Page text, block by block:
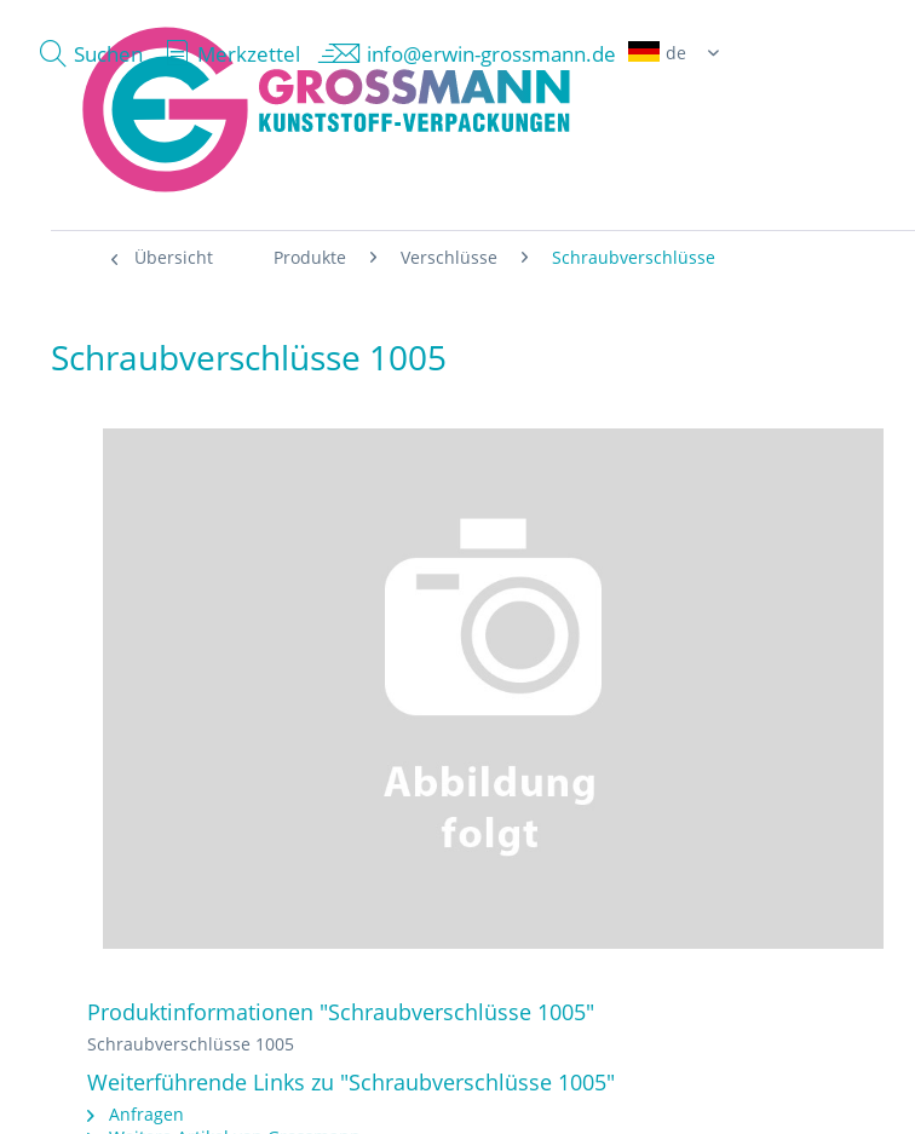
Suchen Merkzettel info@erwin-grossmann.de
Übersicht Produkte Verschlüsse Schraubverschlüsse
Schraubverschlüsse 1005
Produktinformationen "Schraubverschlüsse 1005"
Schraubverschlüsse 1005
Weiterführende Links zu "Schraubverschlüsse 1005"
Anfragen